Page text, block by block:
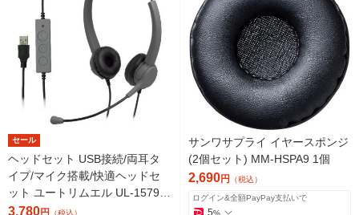
セール
ヘッドセット USB接続/両耳タ
イプ/マイク搭載/快適ヘッドセ
ット ユートリムエル UL-1579-
GL グレー 1個 ソニック
3,780円 （税込）
サンワサプライ イヤースポンジ
(2個セット) MM-HSPA9 1個
2,690円 （税込）
ログイン&全額PayPay支払いで
5%